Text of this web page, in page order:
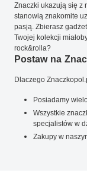
Znaczki ukazują się z
stanowią znakomite
pasją. Zbierasz
Twojej kolekcji
rock&rolla?
Postaw na
Dlaczego
Posiadamy
Wszystkie
specjalistów w
Zakupy w